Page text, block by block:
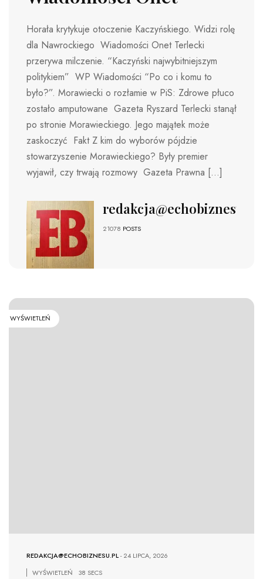
Horała krytykuje otoczenie Kaczyńskiego. Widzi rolę
dla Nawrockiego Wiadomości Onet Terlecki
przerywa milczenie. “Kaczyński najwybitniejszym
politykiem” WP Wiadomości “Po co i komu to
było?”. Morawiecki o rozłamie w PiS: Zdrowe płuco
zostało amputowane Gazeta Ryszard Terlecki stanął
po stronie Morawieckiego. Jego majątek może
zaskoczyć Fakt Z kim do wyborów pójdzie
stowarzyszenie Morawieckiego? Były premier
wyjawił, czy trwają rozmowy Gazeta Prawna […]
redakcja@echobiznesu.pl
21078 POSTS
WYŚWIETLEŃ
REDAKCJA@ECHOBIZNESU.PL-24 LIPCA, 2026
WYŚWIETLEŃ
38 SECS